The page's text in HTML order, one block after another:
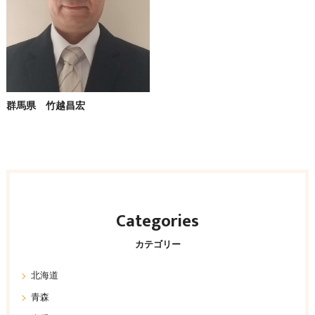
群馬県 竹越昌宏
カテゴリー
Categories
北海道
青森